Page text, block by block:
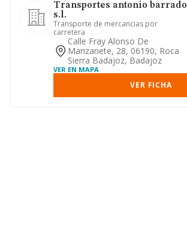
Transportes antonio barrado
s.l.
Transporte de mercancias por
carretera
Calle Fray Alonso De
Manzanete, 28, 06190, Roca
Sierra Badajoz, Badajoz
VER EN MAPA
VER FICHA